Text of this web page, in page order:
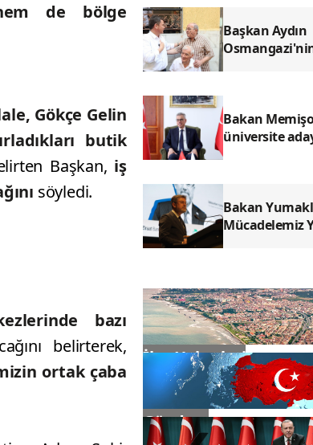
de bölge
Gökçe Gelin
butik
Başkan, iş
söyledi.
bazı
belirterek,
ortak çaba
Başkan Aydın
Bakan
üniversite
Bakan
Mücadelemiz
İlçe Haberleri
Gündem